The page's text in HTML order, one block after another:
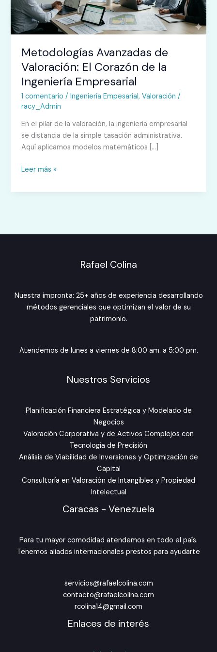
Metodologías Avanzadas de
Valoración: El Corazón de la
Ingeniería Empresarial
1 comentario /Ingeniería Empesarial,Valoración /
racy_Admin
En el pilar de la valoración, la ingeniería empresarial
se distancia de la simple tasación administrativa.
Aquí aplicamos modelos matemáticos […]
de
la
Ingeniería
Empresarial
Leer más »
Rafael Colina
Nuestra impronta: 25+ años de experiencia desarrollando
métodos gerenciales que optimizan el valor de su
patrimonio.
Atendemos de lunes a viernes de 8:00 am. a 5:00 pm.
Nuestros Servicios
Planificación Financiera Estratégica y Modelado de
Negocios
Valoración Corporativa y de Activos Complejos con
Tecnología de Precisión
Análisis de Viabilidad de Inversiones y Optimización de
Capital
Consultoría en Valoración de Intangibles y Propiedad
Intelectual
Caracas - Venezuela
Para tu mayor comodidad atendemos en todo el país.
Tenemos aliados internacionales prestos para ayudarte
servicios@rafaelcolina.com
contacto@rafaelcolina.com
rcolina14@gmail.com
Enlaces de interés